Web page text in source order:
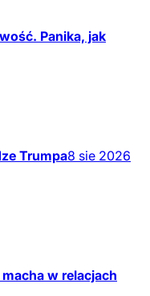
Panika, jak
Trumpa8 sie 2026
w relacjach